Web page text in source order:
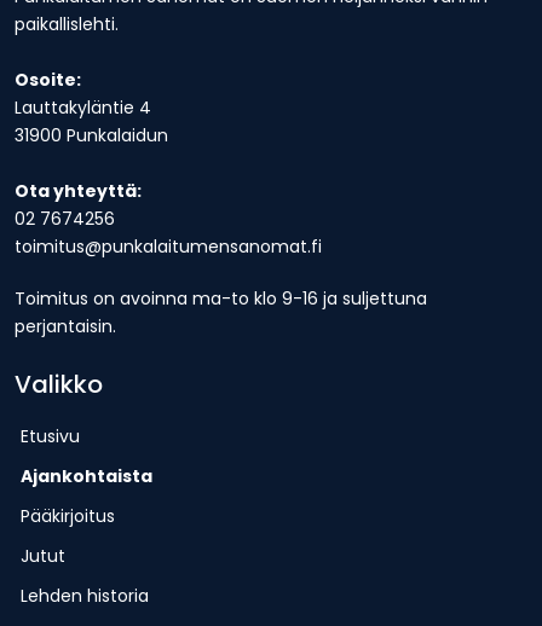
paikallislehti.
Osoite:
Lauttakyläntie 4
31900 Punkalaidun
Ota yhteyttä:
02 7674256
toimitus@punkalaitumensanomat.fi
Toimitus on avoinna ma-to klo 9-16 ja suljettuna
perjantaisin.
Valikko
Etusivu
Ajankohtaista
Pääkirjoitus
Jutut
Lehden historia